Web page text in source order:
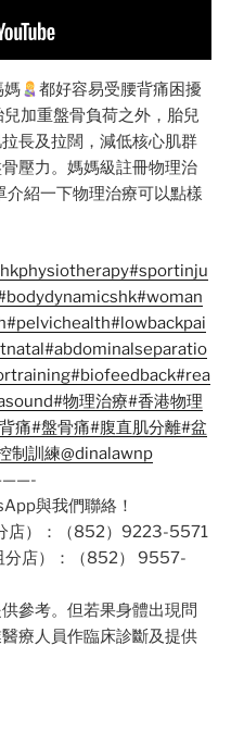
媽
都好容易受腰背痛困擾
加重盤骨負荷之外，胎兒
長及拉闊，減低核心肌群
壓力。媽媽級註冊物理治
紹一下物理治療可以點樣
#sportinju
#woman
#pelvichealth#lowbackpai
#abdominalseparatio
#biofeedback#rea
#物理治療#香港物理
痛#盤骨痛#腹直肌分離#盆
制訓練@dinalawnp
與我們聯絡！
店）：（852）9223-5571
分店）：（852） 9557-
參考。但若果身體出現問
療人員作臨床診斷及提供